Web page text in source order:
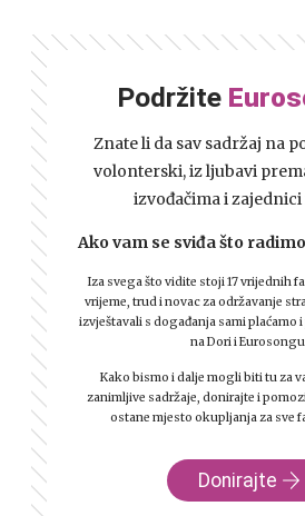
Podržite
Znate li da sav sadržaj na
volonterski, iz ljubavi
izvođačima i zajednici
Ako vam se sviđa što
Iza svega što vidite stoji 17 vrijednih
vrijeme, trud i novac za održavanje
izvještavali s događanja sami plaćamo
na Dori i
Kako bismo i dalje mogli biti tu za
zanimljive sadržaje, donirajte i
ostane mjesto okupljanja za sve
Donirajte